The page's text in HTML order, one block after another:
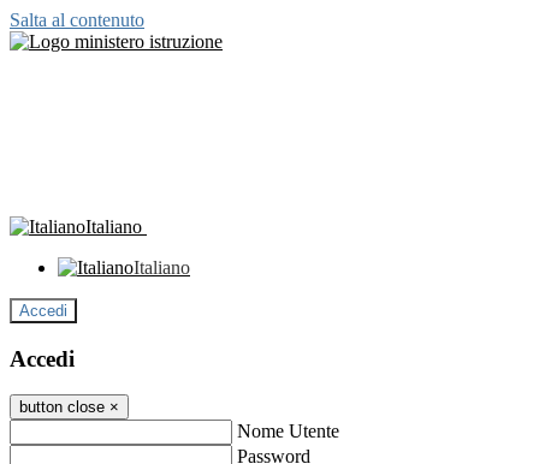
Salta al contenuto
Italiano
Italiano
Accedi
Accedi
button close ×
Nome Utente
Password